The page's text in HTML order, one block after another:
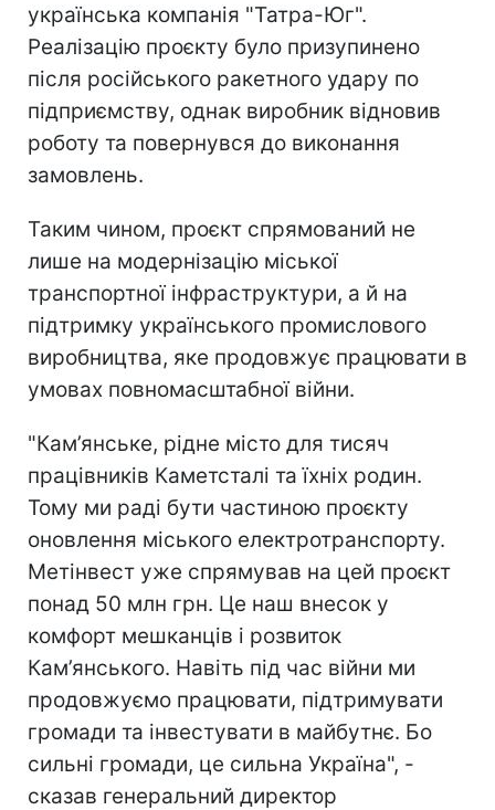
українська компанія "Татра-Юг".
Реалізацію проєкту було призупинено
після російського ракетного удару по
підприємству, однак виробник відновив
роботу та повернувся до виконання
замовлень.
Таким чином, проєкт спрямований не
лише на модернізацію міської
транспортної інфраструктури, а й на
підтримку українського промислового
виробництва, яке продовжує працювати в
умовах повномасштабної війни.
"Кам’янське, рідне місто для тисяч
працівників Каметсталі та їхніх родин.
Тому ми раді бути частиною проєкту
оновлення міського електротранспорту.
Метінвест уже спрямував на цей проєкт
понад 50 млн грн. Це наш внесок у
комфорт мешканців і розвиток
Кам’янського. Навіть під час війни ми
продовжуємо працювати, підтримувати
громади та інвестувати в майбутнє. Бо
сильні громади, це сильна Україна", -
сказав генеральний директор